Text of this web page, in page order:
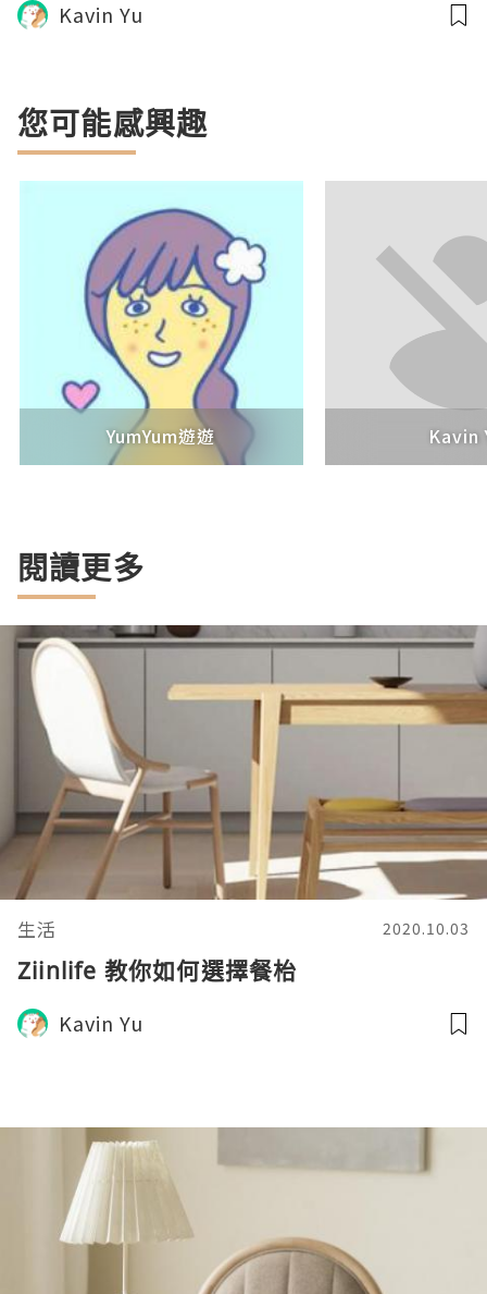
Kavin Yu
您可能感興趣
YumYum遊遊 Kavin
閱讀更多
生活 2020.10.03
Ziinlife 教你如何選擇餐枱
Kavin Yu